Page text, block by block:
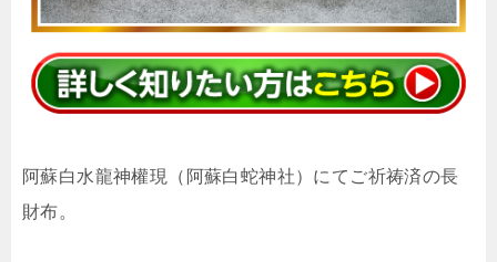
阿蘇白水龍神權現（阿蘇白蛇神社）にてご祈祷済の長
財布。